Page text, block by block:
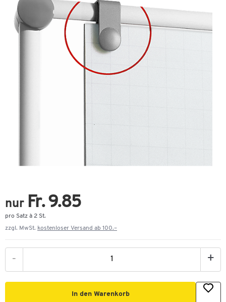
nur Fr. 9.85
pro Satz à 2 St.
zzgl. MwSt. kostenloser Versand ab 100.–
- +
In den Warenkorb